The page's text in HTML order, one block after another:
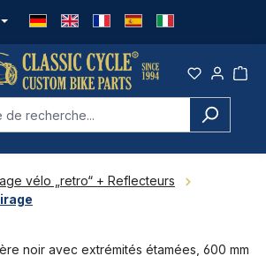
vélo „retro“ + Reflecteurs